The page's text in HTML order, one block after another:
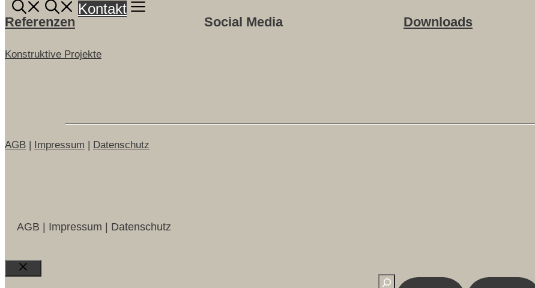
Kontakt
Referenzen
Konstruktive Projekte
Social Media Downloads
AGB | Impressum | Datenschutz
AGB | Impressum | Datenschutz
Close Suchen